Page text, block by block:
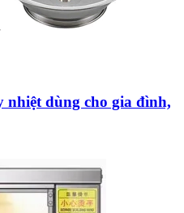
dùng cho gia đình,